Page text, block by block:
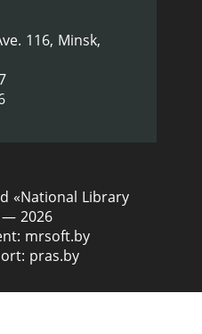
116, Minsk,
«National Library
— 2026
mrsoft.by
pras.by